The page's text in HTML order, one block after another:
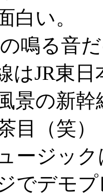
白い。
鳴る音
はJR東
景の新
目（笑）
ージッ
でデモ